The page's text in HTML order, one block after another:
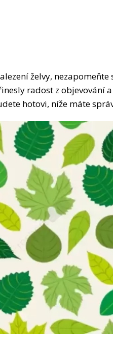
želvy,
radost z objevování
hotovi, níže máte